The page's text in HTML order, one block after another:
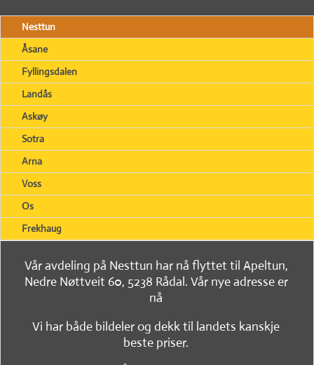
Nesttun
Åsane
Fyllingsdalen
Landås
Askøy
Sotra
Arna
Voss
Os
Frekhaug
Vår avdeling på Nesttun har nå flyttet til Apeltun,
Nedre Nøttveit 60, 5238 Rådal. Vår nye adresse er
nå
Vi har både bildeler og dekk til landets kanskje
beste priser.